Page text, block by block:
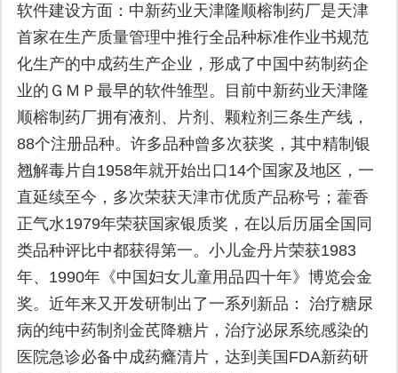
软件建设方面：中新药业天津隆顺榕制药厂是天津
首家在生产质量管理中推行全品种标准作业书规范
化生产的中成药生产企业，形成了中国中药制药企
业的ＧＭＰ最早的软件雏型。目前中新药业天津隆
顺榕制药厂拥有液剂、片剂、颗粒剂三条生产线，
88个注册品种。许多品种曾多次获奖，其中精制银
翘解毒片自1958年就开始出口14个国家及地区，一
直延续至今，多次荣获天津市优质产品称号；藿香
正气水1979年荣获国家银质奖，在以后历届全国同
类品种评比中都获得第一。小儿金丹片荣获1983
年、1990年《中国妇女儿童用品四十年》博览会金
奖。近年来又开发研制出了一系列新品： 治疗糖尿
病的纯中药制剂金芪降糖片，治疗泌尿系统感染的
医院急诊必备中成药癃清片，达到美国FDA新药研